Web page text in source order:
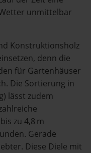
unmittelbar
Konstruktionsholz
denn die
für Gartenhäuser
Die Sortierung in
lässt zudem
zu 4,8 m
Gerade
Diese Diele mit